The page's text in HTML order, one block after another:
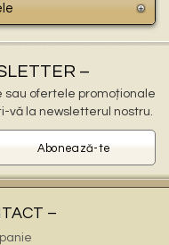
–
sau ofertele promoționale
vă la newsletterul nostru.
–